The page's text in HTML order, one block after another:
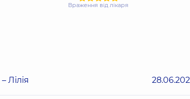
Враження від лікаря
– Лілія